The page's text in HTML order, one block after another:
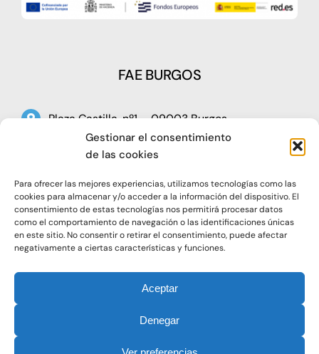
Gestionar el consentimiento
de las cookies
Para ofrecer las mejores experiencias, utilizamos tecnologías como las
cookies para almacenar y/o acceder a la información del dispositivo. El
consentimiento de estas tecnologías nos permitirá procesar datos
como el comportamiento de navegación o las identificaciones únicas
en este sitio. No consentir o retirar el consentimiento, puede afectar
negativamente a ciertas características y funciones.
Aceptar
Denegar
FAE BURGOS
Plaza Castilla, nº1 – 09003 Burgos
Telf: 947 266 142
oap@faeburgos.org
Política de Privacidad